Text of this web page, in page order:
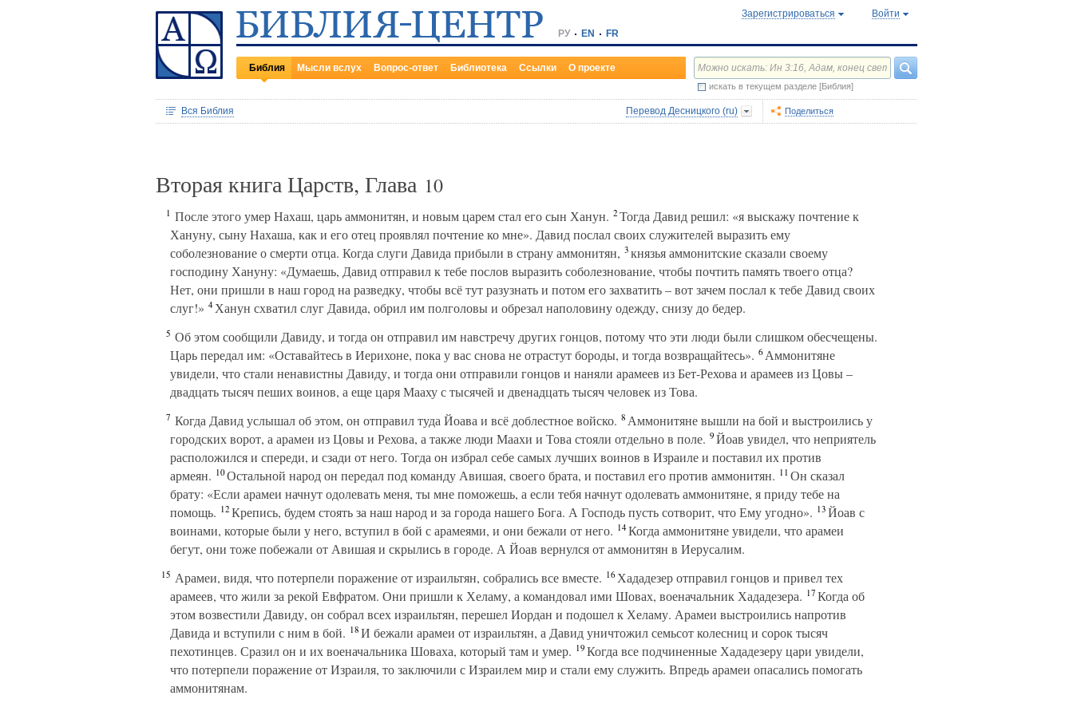
РУ EN FR
Зарегистрироваться Войти
Библия Мысли вслух Вопрос-ответ Библиотека Ссылки О проекте
искать в текущем разделе [Библия]
Вся Библия Перевод Десницкого (ru) Поделиться
Вторая книга Царств, Глава 10
1 После этого умер Нахаш, царь аммонитян, и новым царем стал его сын Ханун. 2Тогда Давид решил: «я выскажу почтение к
Хануну, сыну Нахаша, как и его отец проявлял почтение ко мне». Давид послал своих служителей выразить ему
соболезнование о смерти отца. Когда слуги Давида прибыли в страну аммонитян, 3князья аммонитские сказали своему
господину Хануну: «Думаешь, Давид отправил к тебе послов выразить соболезнование, чтобы почтить память твоего отца?
Нет, они пришли в наш город на разведку, чтобы всё тут разузнать и потом его захватить – вот зачем послал к тебе Давид своих
слуг!» 4Ханун схватил слуг Давида, обрил им полголовы и обрезал наполовину одежду, снизу до бедер.
5 Об этом сообщили Давиду, и тогда он отправил им навстречу других гонцов, потому что эти люди были слишком обесчещены.
Царь передал им: «Оставайтесь в Иерихоне, пока у вас снова не отрастут бороды, и тогда возвращайтесь». 6Аммонитяне
увидели, что стали ненавистны Давиду, и тогда они отправили гонцов и наняли арамеев из Бет-Рехова и арамеев из Цовы –
двадцать тысяч пеших воинов, а еще царя Мааху с тысячей и двенадцать тысяч человек из Това.
7 Когда Давид услышал об этом, он отправил туда Йоава и всё доблестное войско. 8Аммонитяне вышли на бой и выстроились у
городских ворот, а арамеи из Цовы и Рехова, а также люди Маахи и Това стояли отдельно в поле. 9Йоав увидел, что неприятель
расположился и спереди, и сзади от него. Тогда он избрал себе самых лучших воинов в Израиле и поставил их против
армеян. 10Остальной народ он передал под команду Авишая, своего брата, и поставил его против аммонитян. 11Он сказал
брату: «Если арамеи начнут одолевать меня, ты мне поможешь, а если тебя начнут одолевать аммонитяне, я приду тебе на
помощь. 12Крепись, будем стоять за наш народ и за города нашего Бога. А Господь пусть сотворит, что Ему угодно». 13Йоав с
воинами, которые были у него, вступил в бой с арамеями, и они бежали от него. 14Когда аммонитяне увидели, что арамеи
бегут, они тоже побежали от Авишая и скрылись в городе. А Йоав вернулся от аммонитян в Иерусалим.
15 Арамеи, видя, что потерпели поражение от израильтян, собрались все вместе. 16Хададезер отправил гонцов и привел тех
арамеев, что жили за рекой Евфратом. Они пришли к Хеламу, а командовал ими Шовах, военачальник Хададезера. 17Когда об
этом возвестили Давиду, он собрал всех израильтян, перешел Иордан и подошел к Хеламу. Арамеи выстроились напротив
Давида и вступили с ним в бой. 18И бежали арамеи от израильтян, а Давид уничтожил семьсот колесниц и сорок тысяч
пехотинцев. Сразил он и их военачальника Шоваха, который там и умер. 19Когда все подчиненные Хададезеру цари увидели,
что потерпели поражение от Израиля, то заключили с Израилем мир и стали ему служить. Впредь арамеи опасались помогать
аммонитянам.